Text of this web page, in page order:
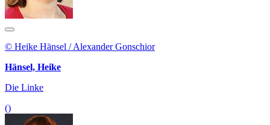
© Heike Hänsel / Alexander Gonschior
Hänsel, Heike
Die Linke
()